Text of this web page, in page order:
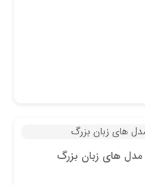
مدل های زبان بزرگ